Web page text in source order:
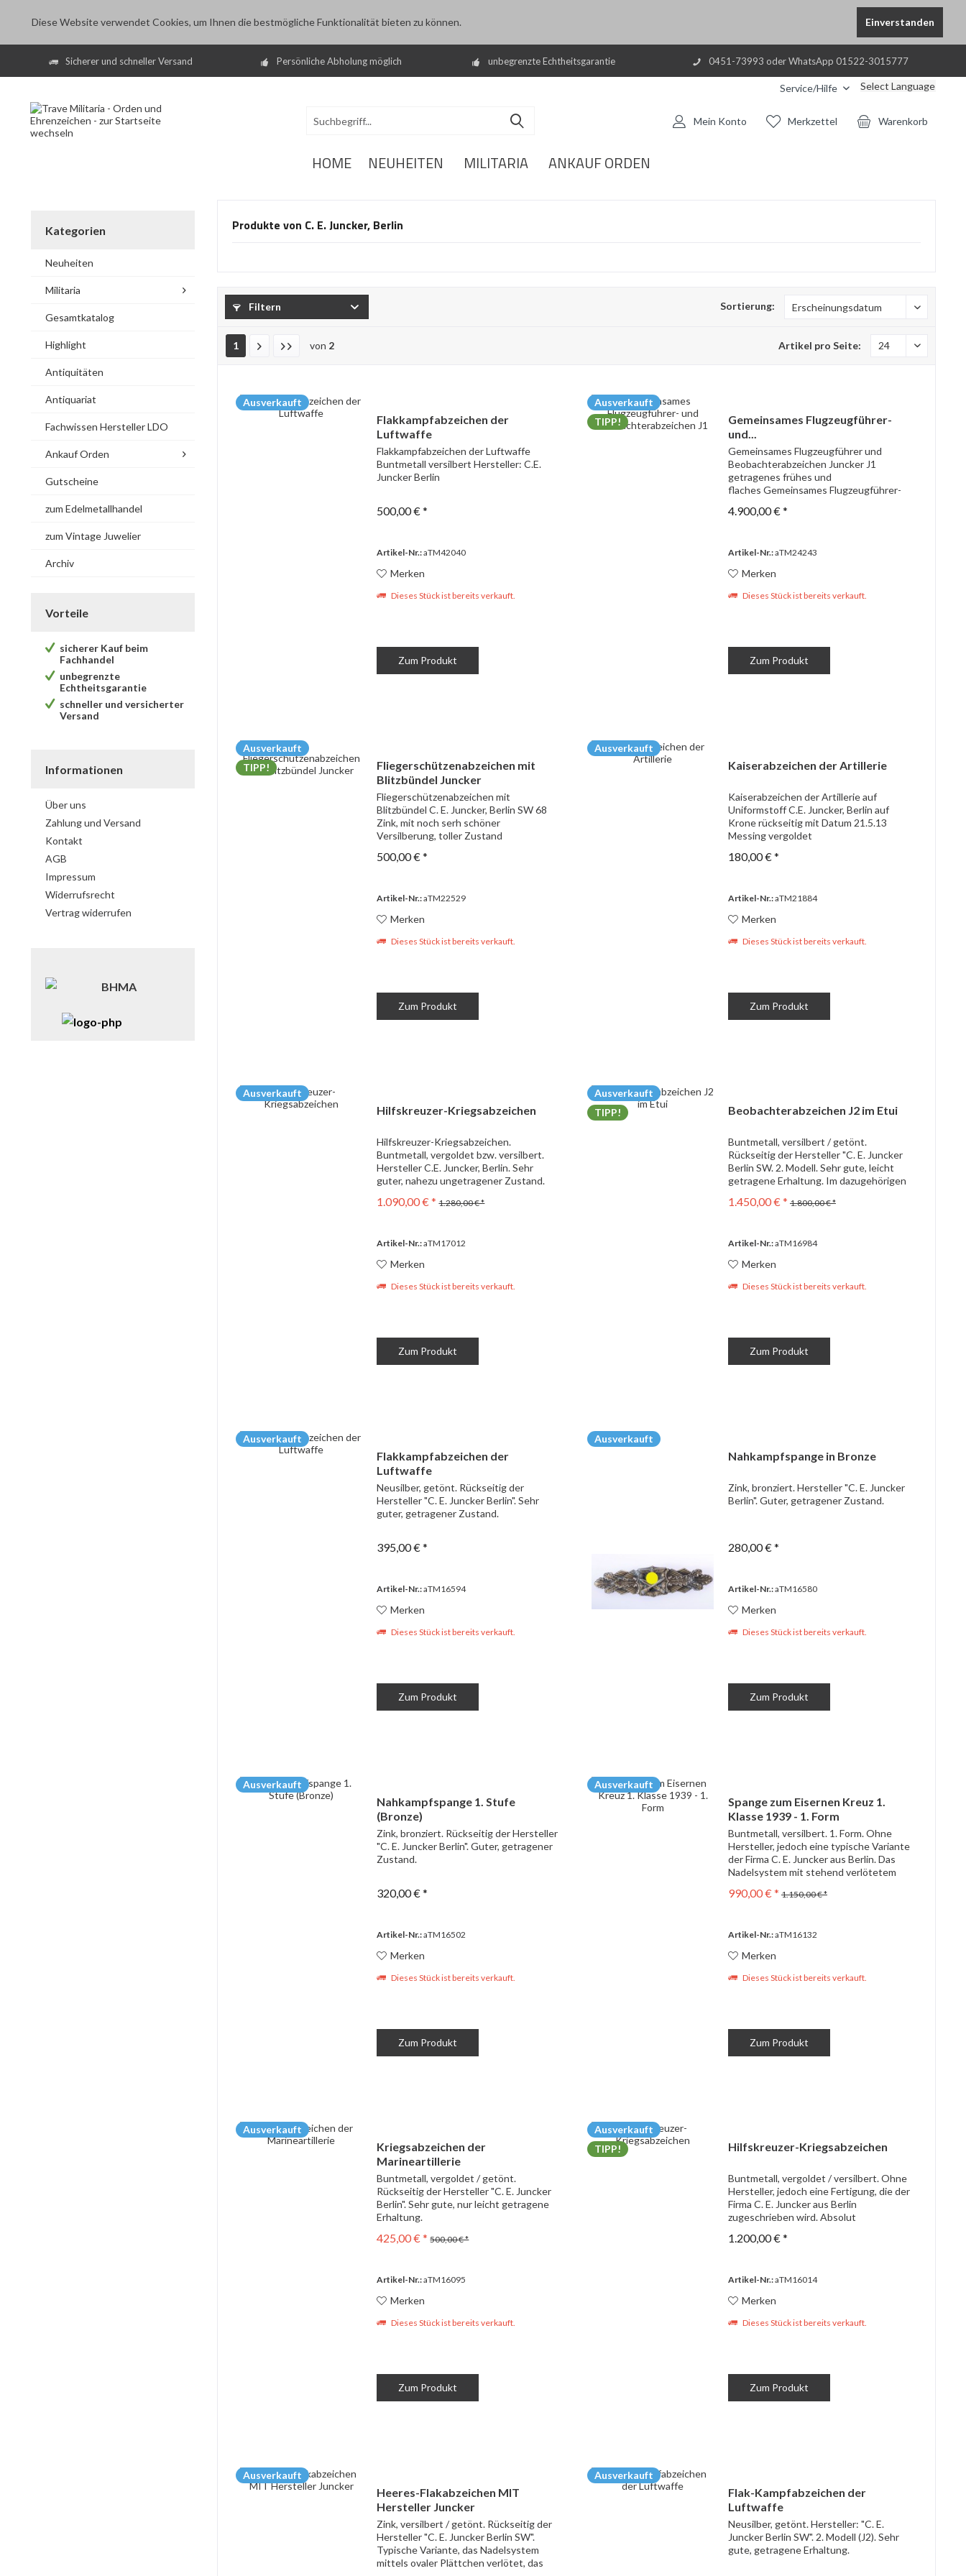
Diese Website verwendet Cookies, um Ihnen die bestmögliche Funktionalität bieten zu können. Einverstanden
Sicherer und schneller Versand Persönliche Abholung möglich unbegrenzte Echtheitsgarantie 0451-73993 oder WhatsApp 01522-3015777
Service/Hilfe Select Language
Warenkorb
Merkzettel
Mein Konto
HOME NEUHEITEN MILITARIA ANKAUF ORDEN
Kategorien
Neuheiten
Militaria
Gesamtkatalog
Highlight
Antiquitäten
Antiquariat
Fachwissen Hersteller LDO
Ankauf Orden
Gutscheine
zum Edelmetallhandel
zum Vintage Juwelier
Archiv
Vorteile
sicherer Kauf beim
Fachhandel
unbegrenzte
Echtheitsgarantie
schneller und versicherter
Versand
Informationen
Über uns
Zahlung und Versand
Kontakt
AGB
Impressum
Widerrufsrecht
Vertrag widerrufen
Produkte von C. E. Juncker, Berlin
Filtern Sortierung:
1 von 2 Artikel pro Seite:
Ausverkauft
Flakkampfabzeichen der
Luftwaffe
Flakkampfabzeichen der Luftwaffe
Buntmetall versilbert Hersteller: C.E.
Juncker Berlin
500,00 € *
Artikel-Nr.:aTM42040
Merken
Dieses Stück ist bereits verkauft.
Zum Produkt
Ausverkauft
TIPP!
Gemeinsames Flugzeugführer-
und...
Gemeinsames Flugzeugführer und
Beobachterabzeichen Juncker J1
getragenes frühes und
flaches Gemeinsames Flugzeugführer-
Juncker J1 die Vergoldung perfekt
4.900,00 € *
Artikel-Nr.:aTM24243
Merken
Dieses Stück ist bereits verkauft.
Zum Produkt
Ausverkauft
TIPP!
Fliegerschützenabzeichen mit
Blitzbündel Juncker
Fliegerschützenabzeichen mit
Blitzbündel C. E. Juncker, Berlin SW 68
Zink, mit noch serh schöner
Versilberung, toller Zustand
500,00 € *
Artikel-Nr.:aTM22529
Merken
Dieses Stück ist bereits verkauft.
Zum Produkt
Ausverkauft
Kaiserabzeichen der Artillerie
Kaiserabzeichen der Artillerie auf
Uniformstoff C.E. Juncker, Berlin auf
Krone rückseitig mit Datum 21.5.13
Messing vergoldet
180,00 € *
Artikel-Nr.:aTM21884
Merken
Dieses Stück ist bereits verkauft.
Zum Produkt
Ausverkauft
Hilfskreuzer-Kriegsabzeichen
Hilfskreuzer-Kriegsabzeichen.
Buntmetall, vergoldet bzw. versilbert.
Hersteller C.E. Juncker, Berlin. Sehr
guter, nahezu ungetragener Zustand.
1.090,00 € * 1.280,00 € *
Artikel-Nr.:aTM17012
Merken
Dieses Stück ist bereits verkauft.
Zum Produkt
Ausverkauft
TIPP!
Beobachterabzeichen J2 im Etui
Buntmetall, versilbert / getönt.
Rückseitig der Hersteller "C. E. Juncker
Berlin SW. 2. Modell. Sehr gute, leicht
getragene Erhaltung. Im dazugehörigen
passend zu dem frühen Abzeichen - mit
1.450,00 € * 1.800,00 € *
Artikel-Nr.:aTM16984
Merken
Dieses Stück ist bereits verkauft.
Zum Produkt
Ausverkauft
Flakkampfabzeichen der
Luftwaffe
Neusilber, getönt. Rückseitig der
Hersteller "C. E. Juncker Berlin". Sehr
guter, getragener Zustand.
395,00 € *
Artikel-Nr.:aTM16594
Merken
Dieses Stück ist bereits verkauft.
Zum Produkt
Ausverkauft
Nahkampfspange in Bronze
Zink, bronziert. Hersteller "C. E. Juncker
Berlin". Guter, getragener Zustand.
280,00 € *
Artikel-Nr.:aTM16580
Merken
Dieses Stück ist bereits verkauft.
Zum Produkt
Ausverkauft
Nahkampfspange 1. Stufe
(Bronze)
Zink, bronziert. Rückseitig der Hersteller
"C. E. Juncker Berlin". Guter, getragener
Zustand.
320,00 € *
Artikel-Nr.:aTM16502
Merken
Dieses Stück ist bereits verkauft.
Zum Produkt
Ausverkauft
Spange zum Eisernen Kreuz 1.
Klasse 1939 - 1. Form
Buntmetall, versilbert. 1. Form. Ohne
Hersteller, jedoch eine typische Variante
der Firma C. E. Juncker aus Berlin. Das
Nadelsystem mit stehend verlötetem
Sehr gutes, getragenes Exemplar mit
990,00 € * 1.150,00 € *
Artikel-Nr.:aTM16132
Merken
Dieses Stück ist bereits verkauft.
Zum Produkt
Ausverkauft
Kriegsabzeichen der
Marineartillerie
Buntmetall, vergoldet / getönt.
Rückseitig der Hersteller "C. E. Juncker
Berlin". Sehr gute, nur leicht getragene
Erhaltung.
425,00 € * 500,00 € *
Artikel-Nr.:aTM16095
Merken
Dieses Stück ist bereits verkauft.
Zum Produkt
Ausverkauft
TIPP!
Hilfskreuzer-Kriegsabzeichen
Buntmetall, vergoldet / versilbert. Ohne
Hersteller, jedoch eine Fertigung, die der
Firma C. E. Juncker aus Berlin
zugeschrieben wird. Absolut
Besterhaltung!
1.200,00 € *
Artikel-Nr.:aTM16014
Merken
Dieses Stück ist bereits verkauft.
Zum Produkt
Ausverkauft
Heeres-Flakabzeichen MIT
Hersteller Juncker
Zink, versilbert / getönt. Rückseitig der
Hersteller "C. E. Juncker Berlin SW".
Typische Variante, das Nadelsystem
mittels ovaler Plättchen verlötet, das
Ausverkauft
Flak-Kampfabzeichen der
Luftwaffe
Neusilber, getönt. Hersteller: "C. E.
Juncker Berlin SW". 2. Modell (J2). Sehr
gute, getragene Erhaltung.